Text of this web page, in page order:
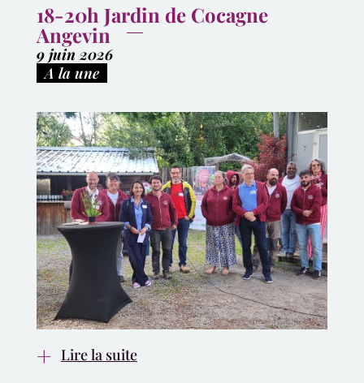
18-20h Jardin de Cocagne
Angevin
9 juin 2026
|A la une
Lire la suite